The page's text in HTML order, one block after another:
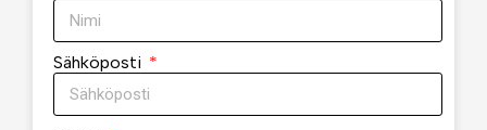
Sähköposti